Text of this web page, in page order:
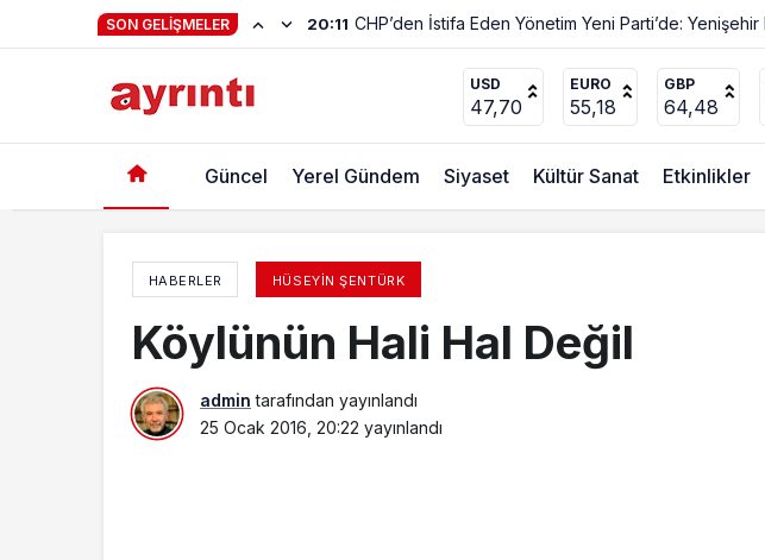
SON GELIŞMELER
USD
47,70
EURO
55,18
GBP
64,48
Güncel Yerel Gündem Siyaset Kültür Sanat Etkinlikler
HABERLER HÜSEYIN ŞENTÜRK
Köylünün Hali Hal Değil
admin tarafından yayınlandı
25 Ocak 2016, 20:22 yayınlandı
Dinlemek de çok güzel.